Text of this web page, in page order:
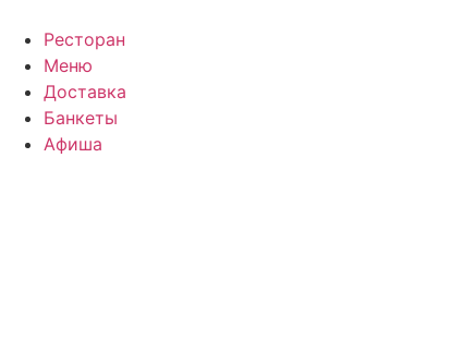
содержимому
Ресторан
Меню
Доставка
Банкеты
Афиша